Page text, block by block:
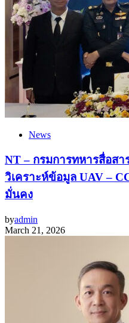
News
NT – กรมการทหารสื่อส
วิเคราะห์ข้อมูล UAV –
มั่นคง
byadmin
March 21, 2026